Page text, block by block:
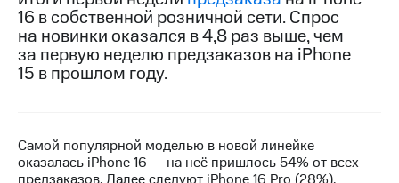
Пресс-
релизы
МТС
о технологиях
Интервью
Финансовая
16 в собственной розничной сети. Спрос
на новинки оказался в 4,8 раз выше, чем
за первую неделю предзаказов на iPhone
15 в прошлом году.
Самой популярной моделью в новой линейке
оказалась iPhone 16 — на неё пришлось 54% от всех